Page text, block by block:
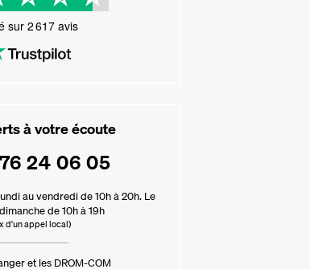
sur2 617avis
à votre écoute
24 06 05
au vendredi de 10h à 20h. Le
de 10h à 19h
d'un appel local)
et les DROM-COM